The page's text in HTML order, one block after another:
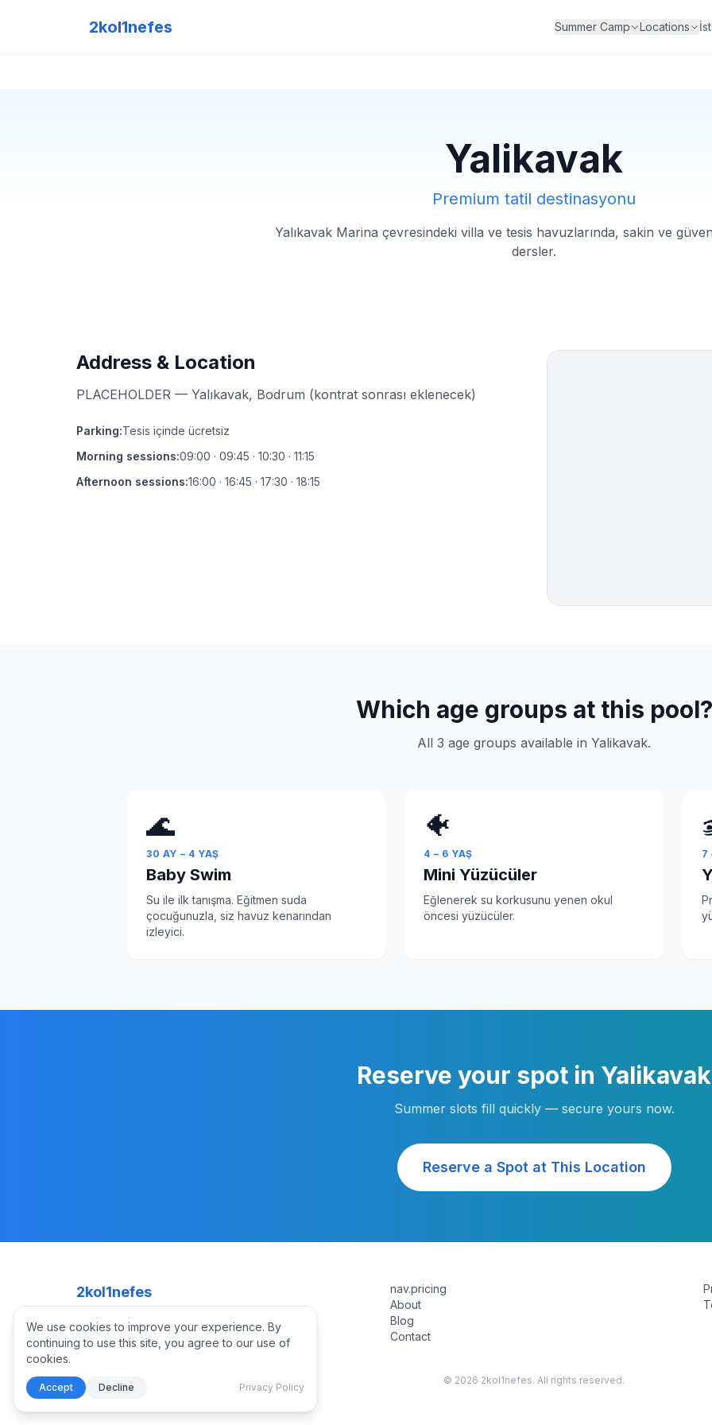
2kol1nefes Summer Camp Locations
Yalikavak
Premium tatil destinasyonu
Yalıkavak Marina çevresindeki villa ve tesis havuzlarında, sakin ve
dersler.
Address & Location
PLACEHOLDER — Yalıkavak, Bodrum (kontrat sonrası eklenecek)
Parking:Tesis içinde ücretsiz
Morning sessions:09:00 · 09:45 · 10:30 · 11:15
Afternoon sessions:16:00 · 16:45 · 17:30 · 18:15
Which age groups at this pool?
All 3 age groups available in Yalikavak.
🌊
30 AY – 4 YAŞ
Baby Swim
Su ile ilk tanışma. Eğitmen suda
çocuğunuzla, siz havuz kenarından
izleyici.
🐠
4 – 6 YAŞ
Mini Yüzücüler
Eğlenerek su korkusunu yenen okul
öncesi yüzücüler.
7
Reserve your spot in Yalikavak
Summer slots fill quickly — secure yours now.
Reserve a Spot at This Location
2kol1nefes
WhatsApp +90 535 825 9431
nav.pricing
About
Blog
Contact
© 2026 2kol1nefes. All rights reserved.
We use cookies to improve your experience. By
continuing to use this site, you agree to our use of
cookies.
Accept Decline Privacy Policy